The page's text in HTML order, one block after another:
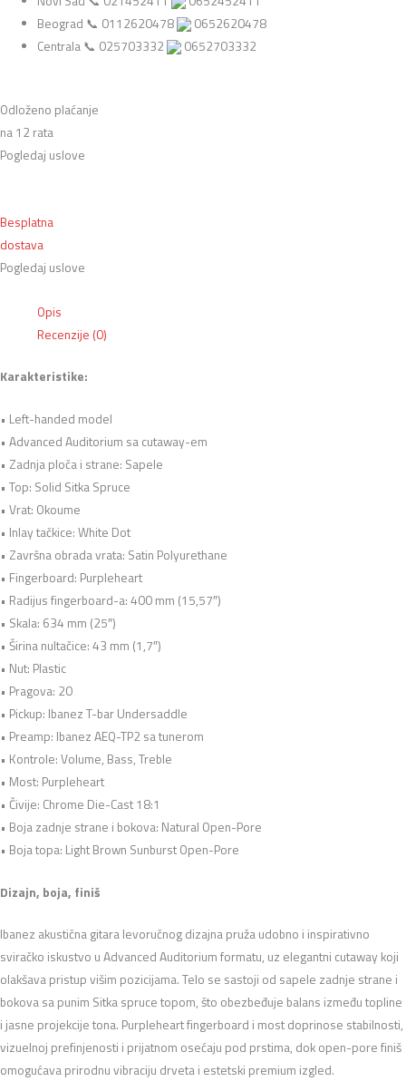
Beograd 📞 0112620478
0652620478
Centrala 📞 025703332
0652703332
Odloženo plaćanje
na 12 rata
Pogledaj uslove
Besplatna
dostava
Pogledaj uslove
Opis
Recenzije (0)
Karakteristike:
• Left-handed model
• Advanced Auditorium sa cutaway-em
• Zadnja ploča i strane: Sapele
• Top: Solid Sitka Spruce
• Vrat: Okoume
• Inlay tačkice: White Dot
• Završna obrada vrata: Satin Polyurethane
• Fingerboard: Purpleheart
• Radijus fingerboard-a: 400 mm (15,57″)
• Skala: 634 mm (25″)
• Širina nultačice: 43 mm (1,7″)
• Nut: Plastic
• Pragova: 20
• Pickup: Ibanez T-bar Undersaddle
• Preamp: Ibanez AEQ-TP2 sa tunerom
• Kontrole: Volume, Bass, Treble
• Most: Purpleheart
• Čivije: Chrome Die-Cast 18:1
• Boja zadnje strane i bokova: Natural Open-Pore
• Boja topa: Light Brown Sunburst Open-Pore
Dizajn, boja, finiš
Ibanez akustična gitara levoručnog dizajna pruža udobno i inspirativno
sviračko iskustvo u Advanced Auditorium formatu, uz elegantni cutaway koji
olakšava pristup višim pozicijama. Telo se sastoji od sapele zadnje strane i
bokova sa punim Sitka spruce topom, što obezbeđuje balans između topline
i jasne projekcije tona. Purpleheart fingerboard i most doprinose stabilnosti,
vizuelnoj prefinjenosti i prijatnom osećaju pod prstima, dok open-pore finiš
omogućava prirodnu vibraciju drveta i estetski premium izgled.